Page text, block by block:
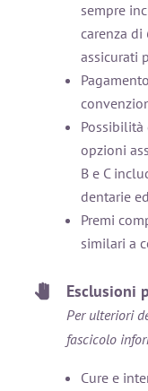
sempre
carenza
assicurati
Possibilità
opzioni
B e C
dentarie
Premi
similari a
Esclusioni
Per ulteriori
fascicolo
Cure e